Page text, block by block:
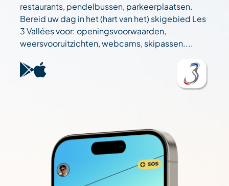
restaurants, pendelbussen, parkeerplaatsen.
Bereid uw dag in het (hart van het) skigebied Les
3 Vallées voor: openingsvoorwaarden,
weersvooruitzichten, webcams, skipassen....